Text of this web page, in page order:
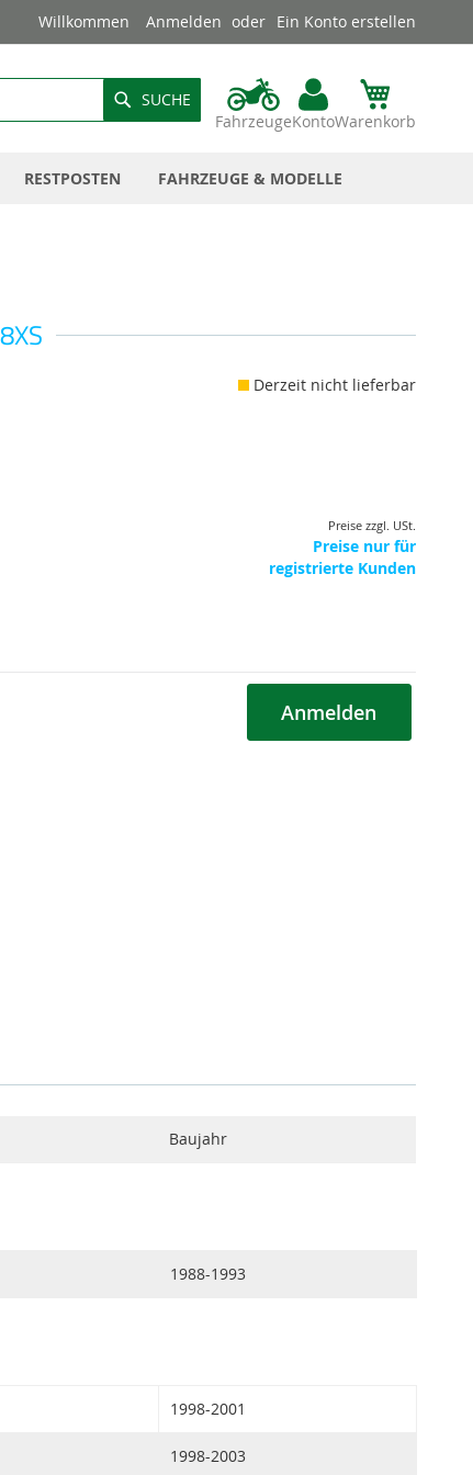
Willkommen Anmelden Ein Konto erstellen
FahrzeugeKontoWarenkorb
SUCHE
RESTPOSTEN FAHRZEUGE & MODELLE
Derzeit nicht lieferbar
Preise zzgl. USt.
Preise nur für
registrierte Kunden
Anmelden
Baujahr
1988-1993
1998-2001
1998-2003